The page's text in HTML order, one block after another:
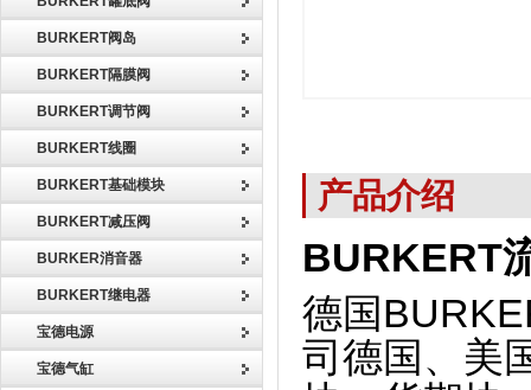
BURKERT阀岛
BURKERT隔膜阀
BURKERT调节阀
BURKERT线圈
BURKERT基础模块
BURKERT减压阀
BURKER消音器
BURKERT继电器
宝德电源
宝德气缸
产品介绍
BURKERT
德国
司德国、美